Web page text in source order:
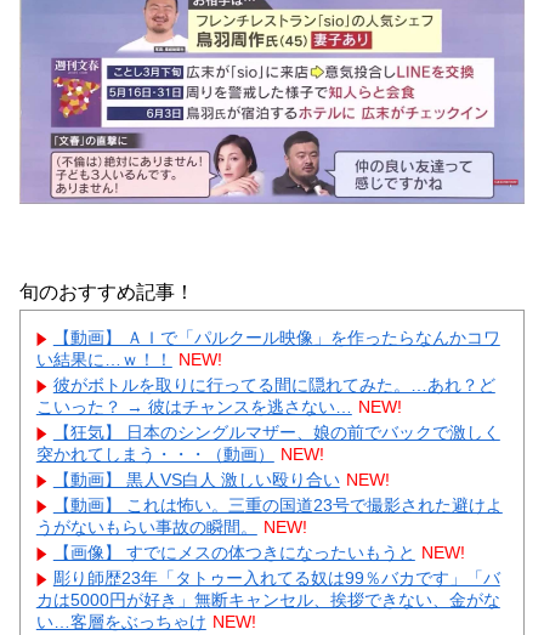
旬のおすすめ記事！
【動画】 ＡＩで「パルクール映像」を作ったらなんかコワ
い結果に…ｗ！！
NEW!
彼がボトルを取りに行ってる間に隠れてみた。…あれ？ど
こいった？ → 彼はチャンスを逃さない…
NEW!
【狂気】 日本のシングルマザー、娘の前でバックで激しく
突かれてしまう・・・（動画）
NEW!
【動画】 黒人VS白人 激しい殴り合い NEW!
【動画】 これは怖い。三重の国道23号で撮影された避けよ
うがないもらい事故の瞬間。
NEW!
【画像】 すでにメスの体つきになったいもうと NEW!
彫り師歴23年「タトゥー入れてる奴は99％バカです」「バ
カは5000円が好き」無断キャンセル、挨拶できない、金がな
い…客層をぶっちゃけ NEW!